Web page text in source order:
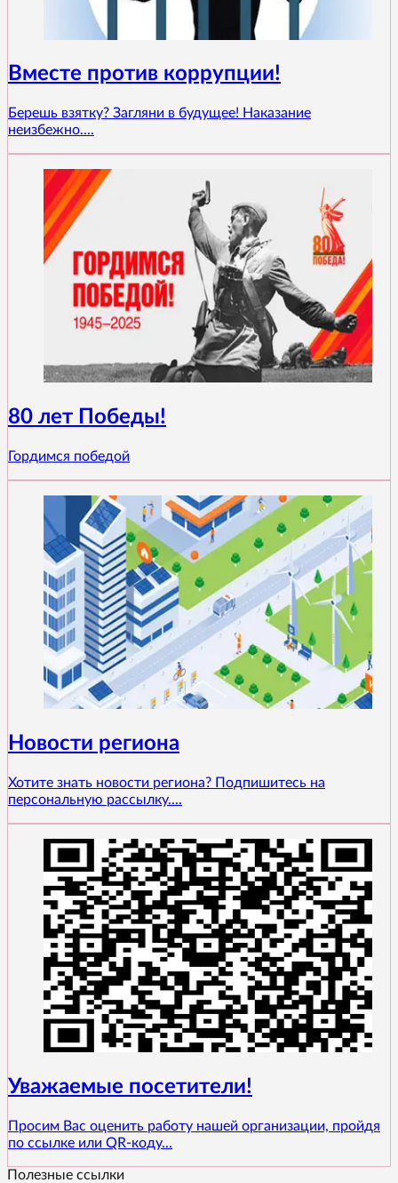
Вместе против коррупции!
Берешь взятку? Загляни в будущее! Наказание
неизбежно....
80 лет Победы!
Гордимся победой
Новости региона
Хотите знать новости региона? Подпишитесь на
персональную рассылку....
Уважаемые посетители!
Просим Вас оценить работу нашей организации, пройдя
по ссылке или QR-коду...
Полезные ссылки